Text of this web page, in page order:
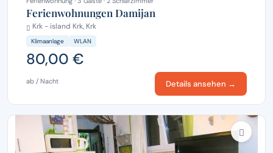
Ferienwohnungen Damijan
Krk - island Krk, Krk
Klimaanlage WLAN
80,00 €
ab / Nacht Details ansehen →